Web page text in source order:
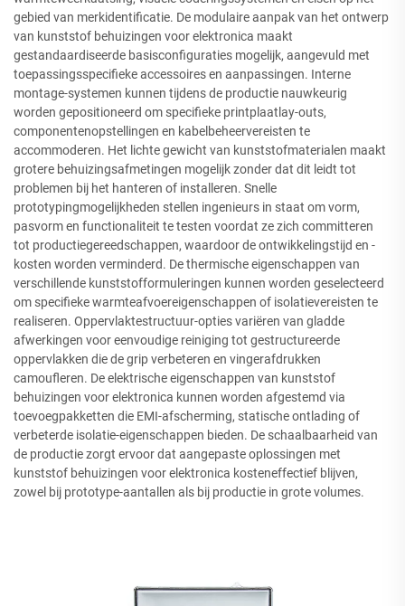
gebied van merkidentificatie. De modulaire aanpak van het ontwerp
van kunststof behuizingen voor elektronica maakt
gestandaardiseerde basisconfiguraties mogelijk, aangevuld met
toepassingsspecifieke accessoires en aanpassingen. Interne
montage-systemen kunnen tijdens de productie nauwkeurig
worden gepositioneerd om specifieke printplaatlay-outs,
componentenopstellingen en kabelbeheervereisten te
accommoderen. Het lichte gewicht van kunststofmaterialen maakt
grotere behuizingsafmetingen mogelijk zonder dat dit leidt tot
problemen bij het hanteren of installeren. Snelle
prototypingmogelijkheden stellen ingenieurs in staat om vorm,
pasvorm en functionaliteit te testen voordat ze zich committeren
tot productiegereedschappen, waardoor de ontwikkelingstijd en -
kosten worden verminderd. De thermische eigenschappen van
verschillende kunststofformuleringen kunnen worden geselecteerd
om specifieke warmteafvoereigenschappen of isolatievereisten te
realiseren. Oppervlaktestructuur-opties variëren van gladde
afwerkingen voor eenvoudige reiniging tot gestructureerde
oppervlakken die de grip verbeteren en vingerafdrukken
camoufleren. De elektrische eigenschappen van kunststof
behuizingen voor elektronica kunnen worden afgestemd via
toevoegpakketten die EMI-afscherming, statische ontlading of
verbeterde isolatie-eigenschappen bieden. De schaalbaarheid van
de productie zorgt ervoor dat aangepaste oplossingen met
kunststof behuizingen voor elektronica kosteneffectief blijven,
zowel bij prototype-aantallen als bij productie in grote volumes.